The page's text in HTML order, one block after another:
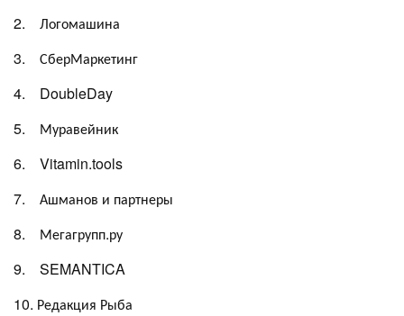
2. Логомашина
3. СберМаркетинг
4. DoubleDay
5. Муравейник
6. Vitamin.tools
7. Ашманов и партнеры
8. Мегагрупп.ру
9. SEMANTICA
10. Редакция Рыба